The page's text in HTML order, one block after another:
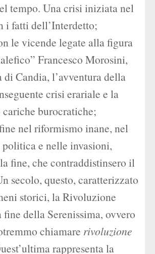
tempo. Una crisi iniziata nel
i fatti dell’Interdetto;
le vicende legate alla figura
Francesco Morosini,
di Candia, l’avventura della
crisi erariale e la
burocratiche;
nel riformismo inane, nel
e nelle invasioni,
fine, che contraddistinsero il
secolo, questo, caratterizzato
storici, la Rivoluzione
fine della Serenissima, ovvero
chiamare rivoluzione
rappresenta la